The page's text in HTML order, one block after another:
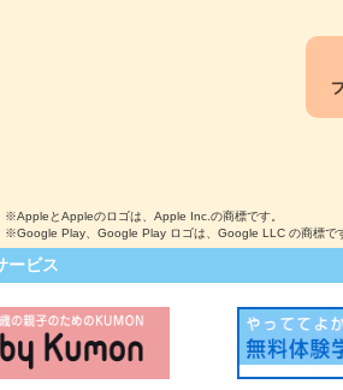
※AppleとAppleのロゴは、Apple Inc.の商標です。
※Google Play、Google Play ロゴは、Google LLC の商標で
ービス